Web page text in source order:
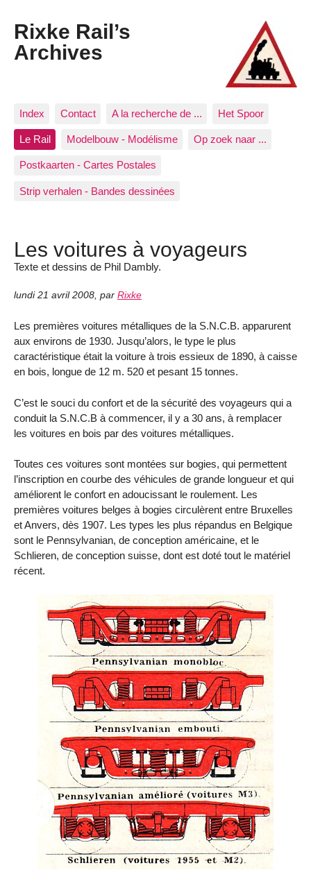
Rixke Rail’s
Archives
Index Contact A la recherche de ... Het Spoor
Le Rail Modelbouw - Modélisme Op zoek naar ...
Postkaarten - Cartes Postales
Strip verhalen - Bandes dessinées
Les voitures à voyageurs
Texte et dessins de Phil Dambly.
lundi 21 avril 2008, par Rixke
Les premières voitures métalliques de la S.N.C.B. apparurent
aux environs de 1930. Jusqu’alors, le type le plus
caractéristique était la voiture à trois essieux de 1890, à caisse
en bois, longue de 12 m. 520 et pesant 15 tonnes.
C’est le souci du confort et de la sécurité des voyageurs qui a
conduit la S.N.C.B à commencer, il y a 30 ans, à remplacer
les voitures en bois par des voitures métalliques.
Toutes ces voitures sont montées sur bogies, qui permettent
l’inscription en courbe des véhicules de grande longueur et qui
améliorent le confort en adoucissant le roulement. Les
premières voitures belges à bogies circulèrent entre Bruxelles
et Anvers, dès 1907. Les types les plus répandus en Belgique
sont le Pennsylvanian, de conception américaine, et le
Schlieren, de conception suisse, dont est doté tout le matériel
récent.